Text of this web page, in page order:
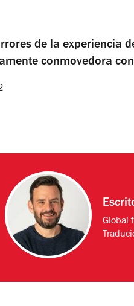
de la experiencia
conmovedora
Global